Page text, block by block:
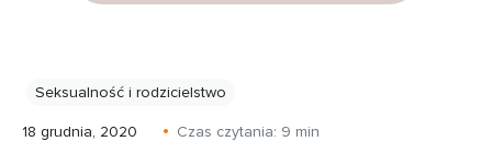
Seksualność i rodzicielstwo
18 grudnia, 2020 Czas czytania: 9 min